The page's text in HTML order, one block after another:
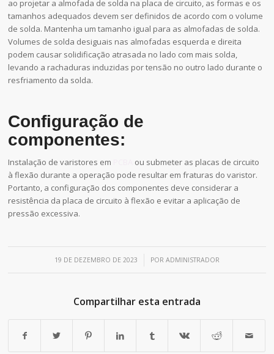
ao projetar a almofada de solda na placa de circuito, as formas e os
tamanhos adequados devem ser definidos de acordo com o volume
de solda. Mantenha um tamanho igual para as almofadas de solda.
Volumes de solda desiguais nas almofadas esquerda e direita
podem causar solidificação atrasada no lado com mais solda,
levando a rachaduras induzidas por tensão no outro lado durante o
resfriamento da solda.
Configuração de
componentes:
Instalação de varistores em
ou submeter as placas de circuito
à flexão durante a operação pode resultar em fraturas do varistor.
Portanto, a configuração dos componentes deve considerar a
resistência da placa de circuito à flexão e evitar a aplicação de
pressão excessiva.
19 DE DEZEMBRO DE 2023
/ POR ADMINISTRADOR
Compartilhar esta entrada